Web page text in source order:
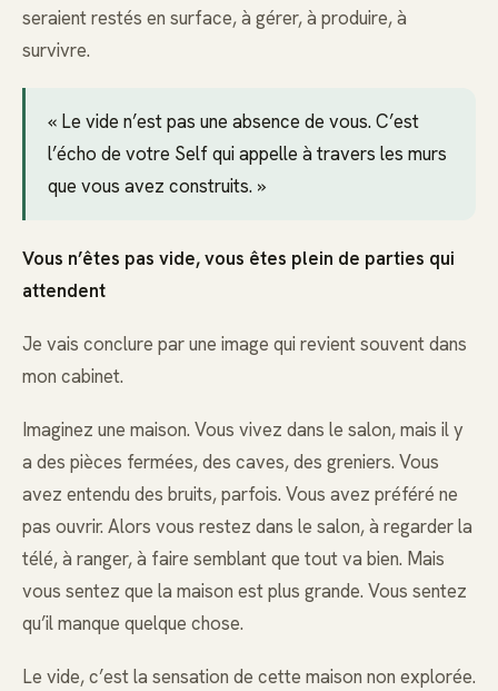
seraient restés en surface, à gérer, à produire, à
survivre.
« Le vide n’est pas une absence de vous. C’est
l’écho de votre Self qui appelle à travers les murs
que vous avez construits. »
Vous n’êtes pas vide, vous êtes plein de parties qui
attendent
Je vais conclure par une image qui revient souvent dans
mon cabinet.
Imaginez une maison. Vous vivez dans le salon, mais il y
a des pièces fermées, des caves, des greniers. Vous
avez entendu des bruits, parfois. Vous avez préféré ne
pas ouvrir. Alors vous restez dans le salon, à regarder la
télé, à ranger, à faire semblant que tout va bien. Mais
vous sentez que la maison est plus grande. Vous sentez
qu’il manque quelque chose.
Le vide, c’est la sensation de cette maison non explorée.